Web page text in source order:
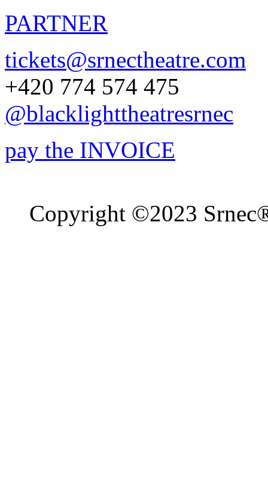
PARTNER
tickets@srnectheatre.com
+420 774 574 475
@blacklighttheatresrnec
pay the INVOICE
Copyright ©2023